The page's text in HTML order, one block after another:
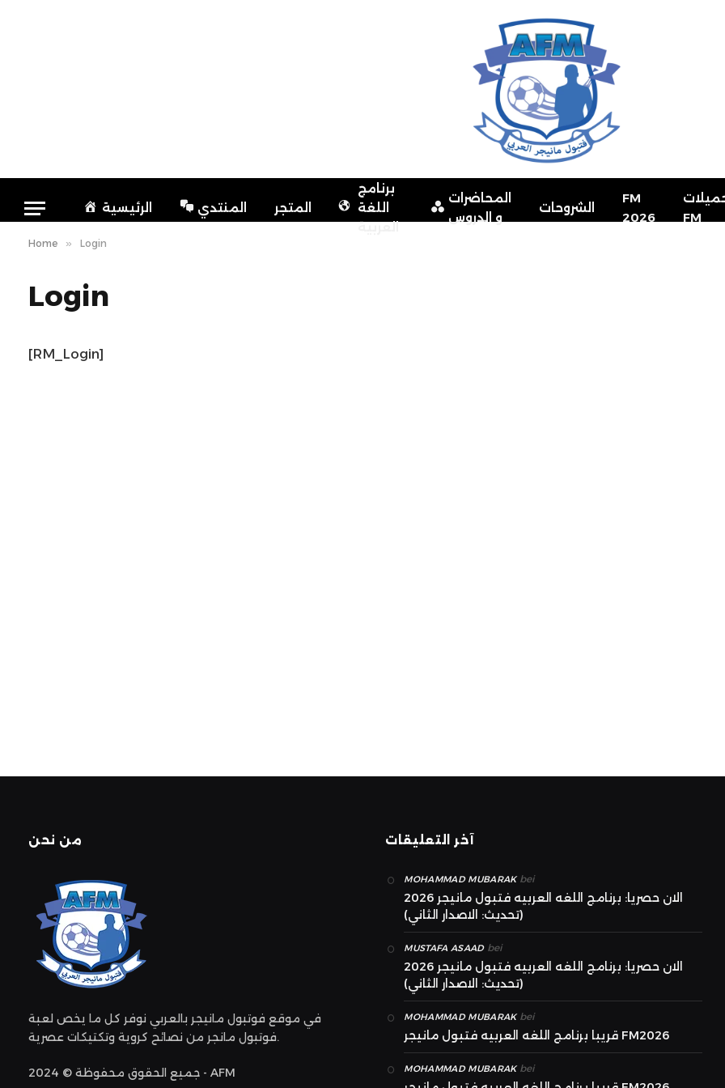
الرئيسية المنتدي المتجر
برنامج
اللغة
العربية
المحاضرات
و الدروس
الشروحات
FM
2026
FM
Home » Login
Login
[RM_Login]
من نحن
في موقع فوتبول مانيجر بالعربي نوفر كل ما يخص لعبة
فوتبول مانجر من نصائح كروية وتكتيكات عصرية.
جميع الحقوق محفوظة © 2024 - AFM
آخر التعليقات
MOHAMMAD MUBARAKbei
الان حصريا: برنامج اللغه العربيه فتبول مانيجر 2026
(تحديث: الاصدار الثاني)
MUSTAFA ASAADbei
الان حصريا: برنامج اللغه العربيه فتبول مانيجر 2026
(تحديث: الاصدار الثاني)
MOHAMMAD MUBARAKbei
قريبا برنامج اللغه العربيه فتبول مانيجر FM2026
MOHAMMAD MUBARAKbei